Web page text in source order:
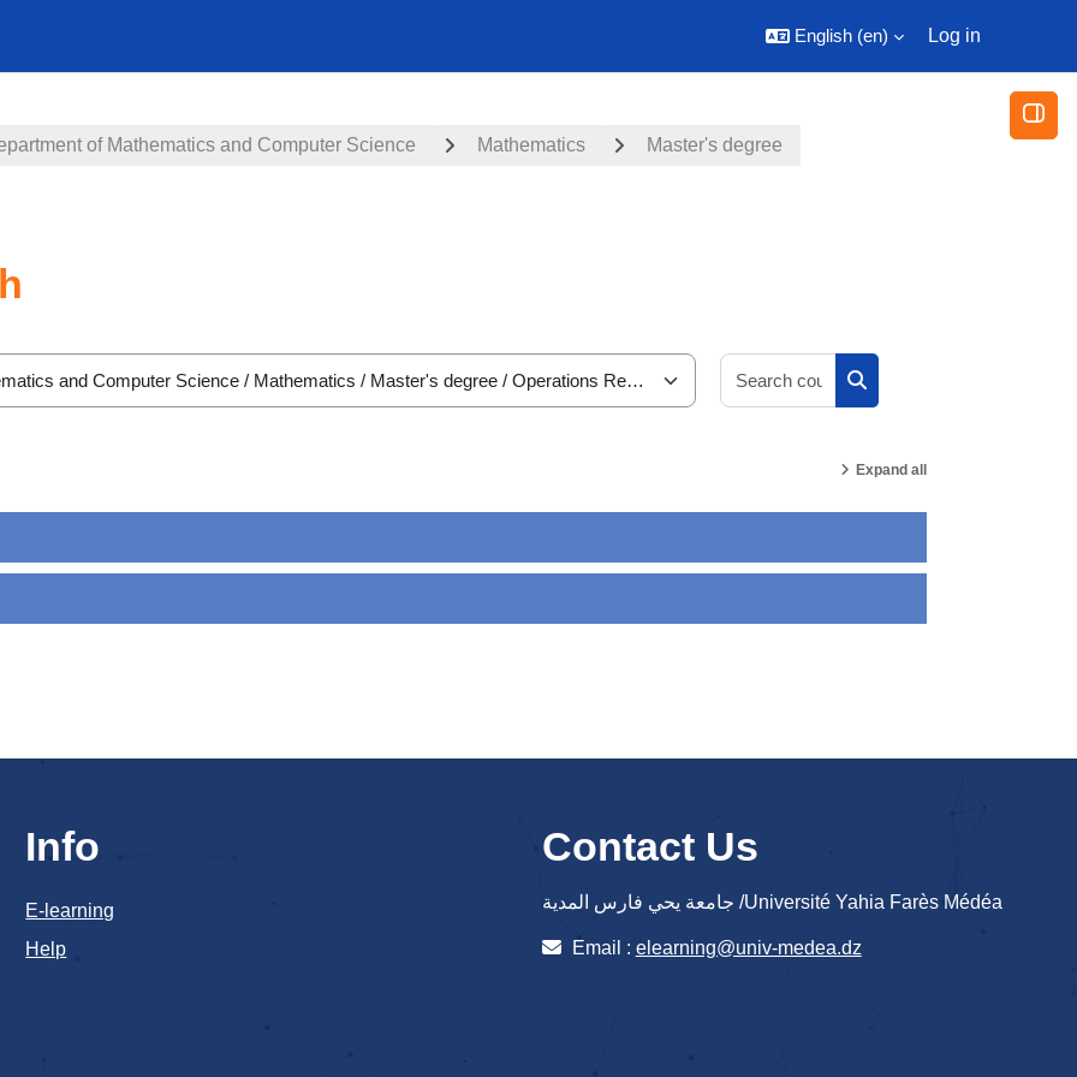
English ‎(en)‎ Log in
of Mathematics and Computer Science Mathematics Master's degree
Search courses
Expand all
Info
E-learning
Help
Contact Us
جامعة يحي فارس المدية /Université Yahia Farès Médéa
Email : elearning@univ-medea.dz